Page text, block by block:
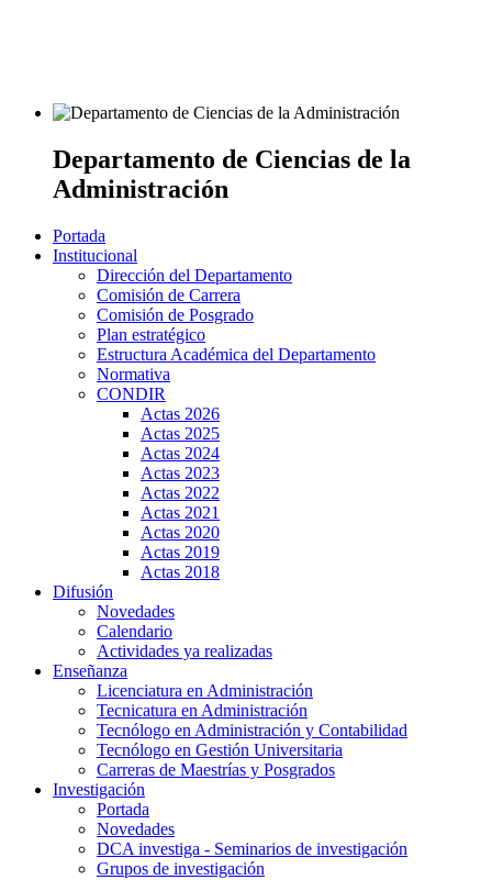
Departamento de Ciencias de la
Administración
Portada
Institucional
Dirección del Departamento
Comisión de Carrera
Comisión de Posgrado
Plan estratégico
Estructura Académica del Departamento
Normativa
CONDIR
Actas 2026
Actas 2025
Actas 2024
Actas 2023
Actas 2022
Actas 2021
Actas 2020
Actas 2019
Actas 2018
Difusión
Novedades
Calendario
Actividades ya realizadas
Enseñanza
Licenciatura en Administración
Tecnicatura en Administración
Tecnólogo en Administración y Contabilidad
Tecnólogo en Gestión Universitaria
Carreras de Maestrías y Posgrados
Investigación
Portada
Novedades
DCA investiga - Seminarios de investigación
Grupos de investigación